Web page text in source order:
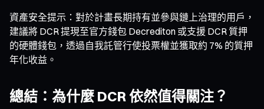
資產安全提示：對於計畫長期持有並參與鏈上治理的用戶，
建議將 DCR 提現至官方錢包 Decrediton 或支援 DCR 質押
的硬體錢包，透過自我託管行使投票權並獲取約 7% 的質押
年化收益。
總結：為什麼 DCR 依然值得關注？